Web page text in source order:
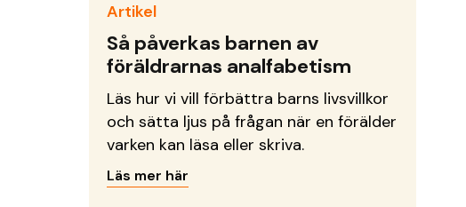
Artikel
Så påverkas barnen av
föräldrarnas analfabetism
Läs hur vi vill förbättra barns livsvillkor
och sätta ljus på frågan när en förälder
varken kan läsa eller skriva.
Läs mer här